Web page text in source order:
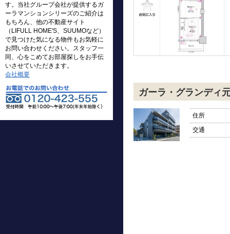
す。当社グループ会社が提供するガ
ーラマンションシリーズのご紹介は
もちろん、他の不動産サイト
（LIFULL HOME'S、SUUMOなど）
で見つけた気になる物件もお気軽に
お問い合わせください。スタッフ一
同、心をこめてお部屋探しをお手伝
いさせていただきます。
会社概要
ガーラ・グランディ
住所
交通